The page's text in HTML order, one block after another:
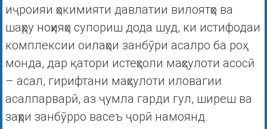
иҷроияи ҳокимияти давлатии вилоятҳо ва
шаҳру ноҳияҳо супориш дода шуд, ки истифодаи
комплексии оилаҳои занбӯри асалро ба роҳ
монда, дар қатори истеҳсоли маҳсулоти асосӣ
– асал, гирифтани маҳсулоти иловагии
асалпарварӣ, аз ҷумла гарди гул, ширеш ва
заҳри занбӯрро васеъ ҷорӣ намоянд.